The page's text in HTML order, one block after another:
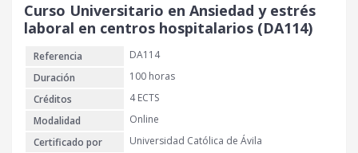
Curso Universitario en Ansiedad y estrés
laboral en centros hospitalarios (DA114)
Referencia
DA114
Duración
100 horas
Créditos
4 ECTS
Modalidad
Online
Certificado por
Universidad Católica de Ávila